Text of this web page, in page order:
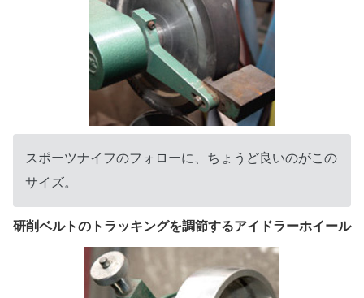
スポーツナイフのフォローに、ちょうど良いのがこの
サイズ。
研削ベルトのトラッキングを調節するアイドラーホイール